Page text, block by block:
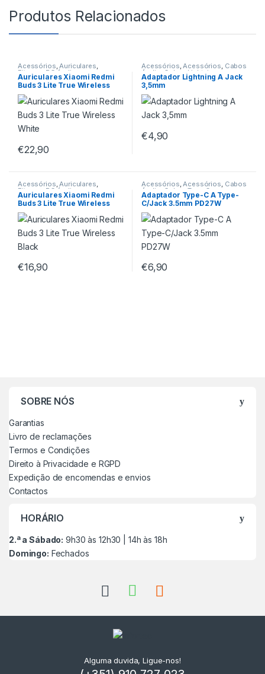
Produtos Relacionados
Acessórios,Auriculares,
Fitness , PC Áudio
Auriculares Xiaomi Redmi
Buds 3 Lite True Wireless
White
€22,90
Acessórios,Acessórios, Cabos
Áudio , Cabos Lightning
Adaptador Lightning A Jack
3,5mm
€4,90
Acessórios,Auriculares,
Fitness , PC Áudio
Auriculares Xiaomi Redmi
Buds 3 Lite True Wireless
Black
€16,90
Acessórios,Acessórios, Cabos
Áudio , Cabos Type-C ,
Carregadores Type-C,Headsets
e Headphones
Adaptador Type-C A Type-
C/Jack 3.5mm PD27W
€6,90
SOBRE NÓS
Garantias
Livro de reclamações
Termos e Condições
Direito à Privacidade e RGPD
Expedição de encomendas e envios
Contactos
HORÁRIO
2.ª a Sábado: 9h30 às 12h30 | 14h às 18h
Domingo: Fechados
Alguma duvida, Ligue-nos!